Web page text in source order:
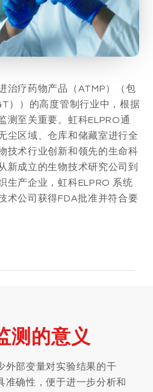
治疗药物产品（ATMP）（包
））的高度管制行业中，根据
测至关重要。虹科ELPRO通
尘区域、仓库和储藏室进行全
技术行业创新和领先的生命科
新成立的生物技术研究公司到
生产企业，虹科ELPRO 系统
术公司获得FDA批准并符合要
测的意义
外部变量对实验结果的干
准确性，便于进一步分析和